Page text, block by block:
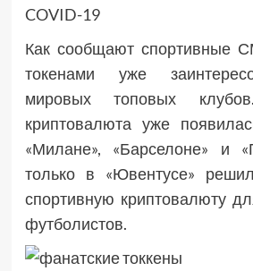
COVID-19
Как сообщают спортивные
токенами уже
мировых топовых
криптовалюта уже
«Милане», «Барселоне» и
только в «Ювентусе»
спортивную криптовалюту
футболистов.